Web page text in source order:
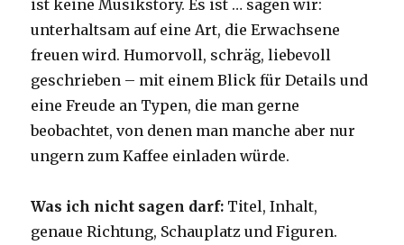
ist keine Musikstory. Es ist … sagen wir:
unterhaltsam auf eine Art, die Erwachsene
freuen wird. Humorvoll, schräg, liebevoll
geschrieben – mit einem Blick für Details und
eine Freude an Typen, die man gerne
beobachtet, von denen man manche aber nur
ungern zum Kaffee einladen würde.
Was ich nicht sagen darf: Titel, Inhalt,
genaue Richtung, Schauplatz und Figuren.